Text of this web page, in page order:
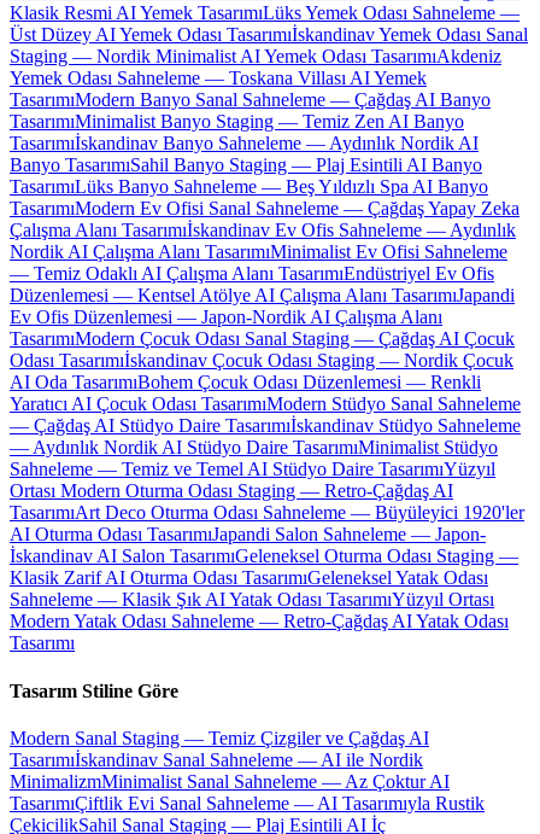
Klasik Resmi AI Yemek TasarımıLüks Yemek Odası Sahneleme —
Üst Düzey AI Yemek Odası Tasarımıİskandinav Yemek Odası Sanal
Staging — Nordik Minimalist AI Yemek Odası TasarımıAkdeniz
Yemek Odası Sahneleme — Toskana Villası AI Yemek
TasarımıModern Banyo Sanal Sahneleme — Çağdaş AI Banyo
TasarımıMinimalist Banyo Staging — Temiz Zen AI Banyo
Tasarımıİskandinav Banyo Sahneleme — Aydınlık Nordik AI
Banyo TasarımıSahil Banyo Staging — Plaj Esintili AI Banyo
TasarımıLüks Banyo Sahneleme — Beş Yıldızlı Spa AI Banyo
TasarımıModern Ev Ofisi Sanal Sahneleme — Çağdaş Yapay Zeka
Çalışma Alanı Tasarımıİskandinav Ev Ofis Sahneleme — Aydınlık
Nordik AI Çalışma Alanı TasarımıMinimalist Ev Ofisi Sahneleme
— Temiz Odaklı AI Çalışma Alanı TasarımıEndüstriyel Ev Ofis
Düzenlemesi — Kentsel Atölye AI Çalışma Alanı TasarımıJapandi
Ev Ofis Düzenlemesi — Japon-Nordik AI Çalışma Alanı
TasarımıModern Çocuk Odası Sanal Staging — Çağdaş AI Çocuk
Odası Tasarımıİskandinav Çocuk Odası Staging — Nordik Çocuk
AI Oda TasarımıBohem Çocuk Odası Düzenlemesi — Renkli
Yaratıcı AI Çocuk Odası TasarımıModern Stüdyo Sanal Sahneleme
— Çağdaş AI Stüdyo Daire Tasarımıİskandinav Stüdyo Sahneleme
— Aydınlık Nordik AI Stüdyo Daire TasarımıMinimalist Stüdyo
Sahneleme — Temiz ve Temel AI Stüdyo Daire TasarımıYüzyıl
Ortası Modern Oturma Odası Staging — Retro-Çağdaş AI
TasarımıArt Deco Oturma Odası Sahneleme — Büyüleyici 1920'ler
AI Oturma Odası TasarımıJapandi Salon Sahneleme — Japon-
İskandinav AI Salon TasarımıGeleneksel Oturma Odası Staging —
Klasik Zarif AI Oturma Odası TasarımıGeleneksel Yatak Odası
Sahneleme — Klasik Şık AI Yatak Odası TasarımıYüzyıl Ortası
Modern Yatak Odası Sahneleme — Retro-Çağdaş AI Yatak Odası
Tasarımı
Tasarım Stiline Göre
Modern Sanal Staging — Temiz Çizgiler ve Çağdaş AI
Tasarımıİskandinav Sanal Sahneleme — AI ile Nordik
MinimalizmMinimalist Sanal Sahneleme — Az Çoktur AI
TasarımıÇiftlik Evi Sanal Sahneleme — AI Tasarımıyla Rustik
ÇekicilikSahil Sanal Staging — Plaj Esintili AI İç